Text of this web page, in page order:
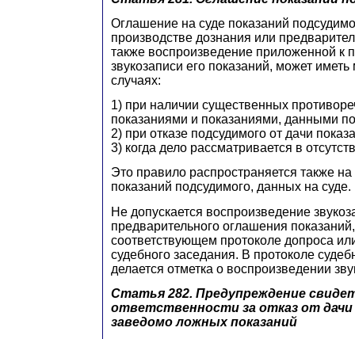
Оглашение на суде показаний
производстве дознания или
также воспроизведение приложенной к
звукозаписи его показаний, может
случаях:
1) при наличии существенных
показаниями и показаниями, данными
2) при отказе подсудимого от дачи
3) когда дело рассматривается в
Это правило распространяется также
показаний подсудимого, данных на суде.
Не допускается воспроизведение
предварительного оглашения
соответствующем протоколе допроса
судебного заседания. В протоколе
делается отметка о воспроизведении
Статья 282. Предупреждение
ответственности за отказ от дачи
заведомо ложных показаний